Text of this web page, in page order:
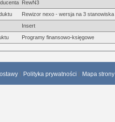
RewN3
Rewizor nexo - wersja na 3 stanowiska
Insert
Programy finansowo-księgowe
Polityka prywatności Mapa strony